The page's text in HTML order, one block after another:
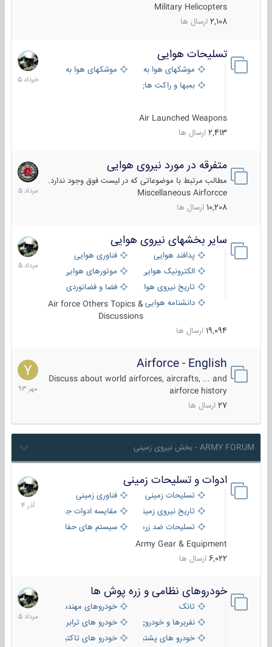
Military Helicopters
2,108 ارسال ها
تسلیحات هوایی
موشکهای هوا به هوا
موشکهای هوا به سطح
بمبها و راکت های هوایی
Air Launched Weapons
2,413 ارسال ها
30
خرداد
1405
متفرقه در مورد نیروی هوایی
مطالب مرتبط با موضوعاتی که در لیست فوق وجود ندارد.
Miscellaneous Airforcce
10,208 ارسال ها
7
مرداد
1405
سایر بخشهای نیروی هوایی
پدافند هوایی
فناوری هوایی
الکترونیک هوایی
موتورهای هوایی
تاریخ نیروی هوایی
فضا و فضانوردی
دانشنامه هواییAir force Others Topics &
Discussions
19,094 ارسال ها
2
مرداد
1405
Airforce - English
Discuss about world airforces, aircrafts, ... and
airforce history
27 ارسال ها
15
مهر
1393
ARMY FORUM - بخش نیروی زمینی
ادوات و تسلیحات زمینی
تسلیحات زمینی
فناوری زمینی
تاریخ نیروی زمینی
مقایسه ادوات جنگی
تسلیحات ضد زره
سیستم های حفاظت فعال
Army Gear & Equipment
6,022 ارسال ها
21
آذر
1404
خودروهای نظامی و زره پوش ها
تانک
خودروهای مهندسی
نفربرها و خودروی های رزمی پیاده نظام
خودرو های ترابری نظامی
خودرو های پشتیبانی آتش ، شناسایی و ضد تانک
خودرو های تاکتیکی نظامی
2
مرداد
1405